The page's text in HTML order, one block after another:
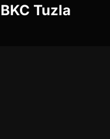
Tuzla